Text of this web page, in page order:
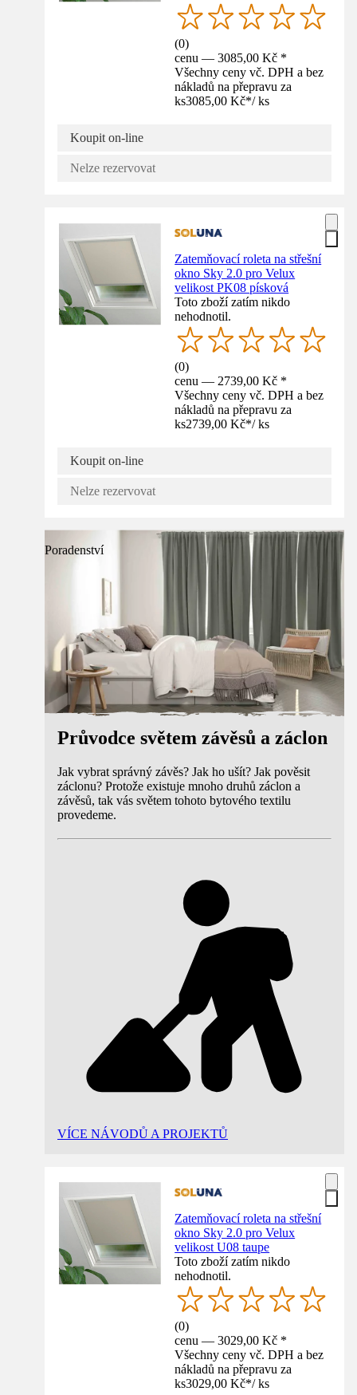
(0)
cenu — 3085,00 Kč *
Všechny ceny vč. DPH a bez
nákladů na přepravu za
ks3085,00 Kč*/ ks
Koupit on-line
Nelze rezervovat
Zatemňovací roleta na střešní
okno Sky 2.0 pro Velux
velikost PK08 písková
Toto zboží zatím nikdo
nehodnotil.
(0)
cenu — 2739,00 Kč *
Všechny ceny vč. DPH a bez
nákladů na přepravu za
ks2739,00 Kč*/ ks
Koupit on-line
Nelze rezervovat
Poradenství
Průvodce světem závěsů a záclon
Jak vybrat správný závěs? Jak ho ušít? Jak pověsit
záclonu? Protože existuje mnoho druhů záclon a
závěsů, tak vás světem tohoto bytového textilu
provedeme.
VÍCE NÁVODŮ A PROJEKTŮ
Zatemňovací roleta na střešní
okno Sky 2.0 pro Velux
velikost U08 taupe
Toto zboží zatím nikdo
nehodnotil.
(0)
cenu — 3029,00 Kč *
Všechny ceny vč. DPH a bez
nákladů na přepravu za
ks3029,00 Kč*/ ks